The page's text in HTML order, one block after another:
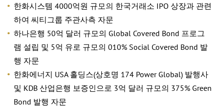
한화시스템 4000억원 규모의 한국거래소 IPO 상장과 관련
하여 씨티그룹 주관사측 자문
하나은행 50억 달러 규모의 Global Covered Bond 프로그
램 설립 및 5억 유로 규모의 010% Social Covered Bond 발
행 자문
한화에너지 USA 홀딩스(상호명 174 Power Global) 발행사
및 KDB 산업은행 보증인으로 3억 달러 규모의 375% Green
Bond 발행 자문